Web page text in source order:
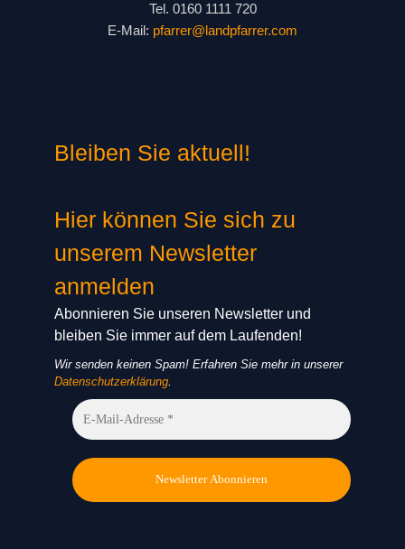
Tel. 0160 1111 720
E-Mail: pfarrer@landpfarrer.com
Bleiben Sie aktuell!
Hier können Sie sich zu
unserem Newsletter
anmelden
Abonnieren Sie unseren Newsletter und
bleiben Sie immer auf dem Laufenden!
Wir senden keinen Spam! Erfahren Sie mehr in unserer
Datenschutzerklärung.